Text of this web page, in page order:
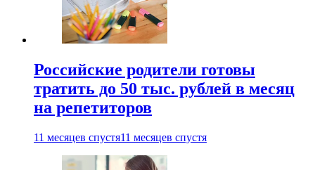
Российские родители готовы
тратить до 50 тыс. рублей в месяц
на репетиторов
11 месяцев спустя11 месяцев спустя